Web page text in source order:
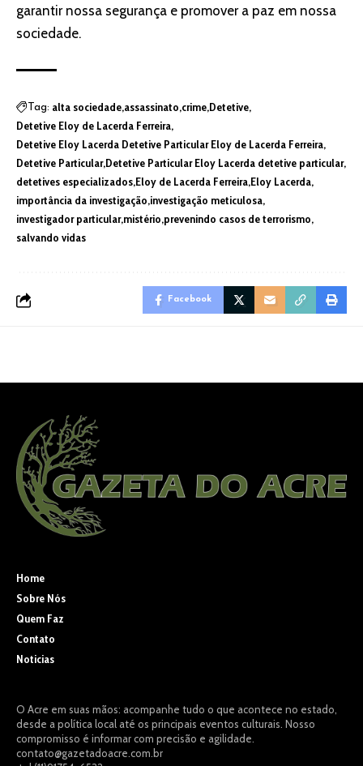
garantir nossa segurança e promover a paz em nossa
sociedade.
Tag: alta sociedade assassinato crime Detetive
Detetive Eloy de Lacerda Ferreira
Detetive Eloy Lacerda Detetive Particular Eloy de Lacerda Ferreira
Detetive Particular Detetive Particular Eloy Lacerda detetive particular
detetives especializados Eloy de Lacerda Ferreira Eloy Lacerda
importância da investigação investigação meticulosa
investigador particular mistério prevenindo casos de terrorismo
salvando vidas
Facebook
Home
Sobre Nós
Quem Faz
Contato
Noticias
O Acre em suas mãos: acompanhe tudo o que acontece no estado,
desde a política local até os principais eventos culturais. Nosso
compromisso é informar com precisão e agilidade.
contato@gazetadoacre.com.br